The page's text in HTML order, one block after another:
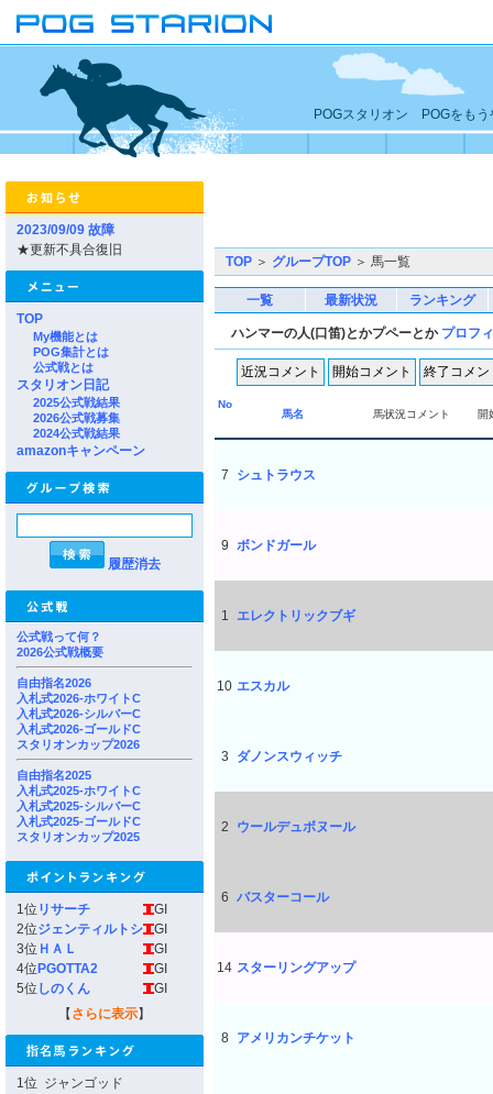
POGスタリオン POGをもう
2023/09/09 故障
★更新不具合復旧
TOP
My機能とは
POG集計とは
公式戦とは
スタリオン日記
2025公式戦結果
2026公式戦募集
2024公式戦結果
amazonキャンペーン
履歴消去
公式戦って何？
2026公式戦概要
自由指名2026
入札式2026-ホワイトC
入札式2026-シルバーC
入札式2026-ゴールドC
スタリオンカップ2026
自由指名2025
入札式2025-ホワイトC
入札式2025-シルバーC
入札式2025-ゴールドC
スタリオンカップ2025
1位 リサーチ
GI
2位ジェンティルトシ
GI
3位 ＨＡＬ
GI
4位 PGOTTA2
GI
5位 しのくん
GI
【 さらに表示】
1位 ジャンゴッド
TOP ＞ グループTOP ＞ 馬一覧
一覧 最新状況 ランキング
ハンマーの人(口笛)とかプペーとか プロフ
No
馬名
馬状況コメント 開
7 シュトラウス
9 ボンドガール
1 エレクトリックブギ
10 エスカル
3 ダノンスウィッチ
2 ウールデュボヌール
6 バスターコール
14 スターリングアップ
8 アメリカンチケット